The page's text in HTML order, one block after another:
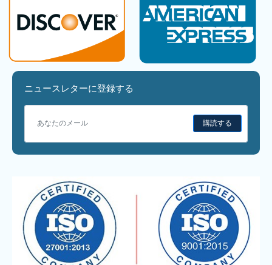
ニュースレターに登録する
購読する